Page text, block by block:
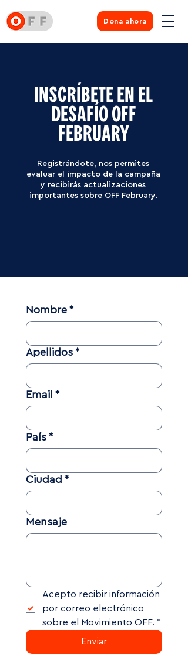
Dona ahora
INSCRÍBETE EN EL
DESAFÍO OFF
FEBRUARY
Registrándote, nos permites
evaluar el impacto de la campaña
y recibirás actualizaciones
importantes sobre OFF February.
Nombre *
Apellidos *
Email *
País *
Ciudad *
Mensaje
Acepto recibir información
por correo electrónico
sobre el Movimiento OFF. *
Enviar